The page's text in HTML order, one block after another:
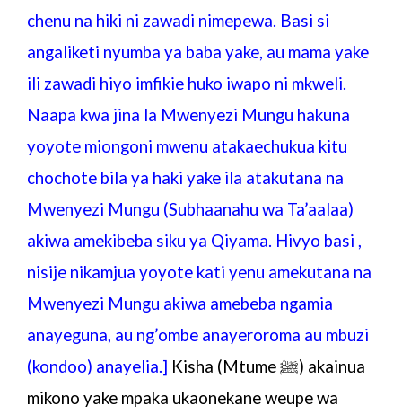
chenu na hiki ni zawadi nimepewa. Basi si
angaliketi nyumba ya baba yake, au mama yake
ili zawadi hiyo imfikie huko iwapo ni mkweli.
Naapa kwa jina la Mwenyezi Mungu hakuna
yoyote miongoni mwenu atakaechukua kitu
chochote bila ya haki yake ila atakutana na
Mwenyezi Mungu (Subhaanahu wa Ta’aalaa)
akiwa amekibeba siku ya Qiyama. Hivyo basi ,
nisije nikamjua yoyote kati yenu amekutana na
Mwenyezi Mungu akiwa amebeba ngamia
anayeguna, au ng’ombe anayeroroma au mbuzi
(kondoo) anayelia.] Kisha (Mtume ﷺ) akainua
mikono yake mpaka ukaonekane weupe wa